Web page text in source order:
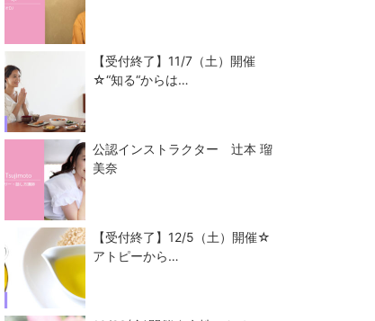
【受付終了】11/7（土）開催
☆“知る“からは…
公認インストラクター 辻本 瑠
美奈
【受付終了】12/5（土）開催☆
アトピーから…